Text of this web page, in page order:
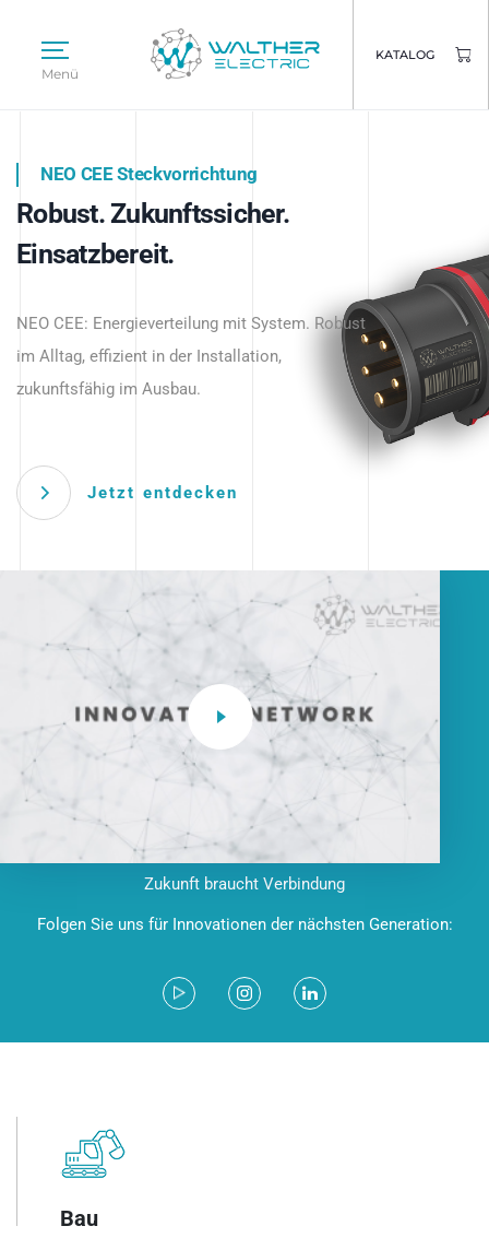
Menü
KATALOG
Intelligente Stromverteilung
beginnt hier.
NEO CEE Steckvorrichtung
Robust. Zukunftssicher.
Einsatzbereit.
NEO CEE: Energieverteilung mit System. Robust
im Alltag, effizient in der Installation,
zukunftsfähig im Ausbau.
Jetzt entdecken
Intelligenz trifft Energie.
Anwendungen – robust, IP-geschützt und
zukunftsfähig.
Zukunft braucht Verbindung
Folgen Sie uns für Innovationen der nächsten Generation:
Bau